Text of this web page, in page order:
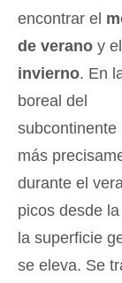
encontrar el
de verano y el
invierno. En
boreal del
subcontinente
más
durante el
picos desde
la superficie
se eleva. Se